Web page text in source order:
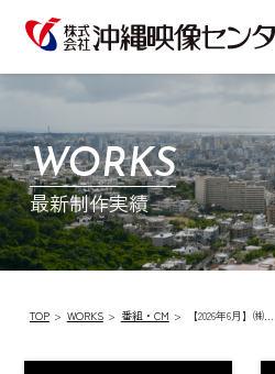
WORKS
最新制作実績
TOP WORKS 番組・CM 【2026年6月】㈱…